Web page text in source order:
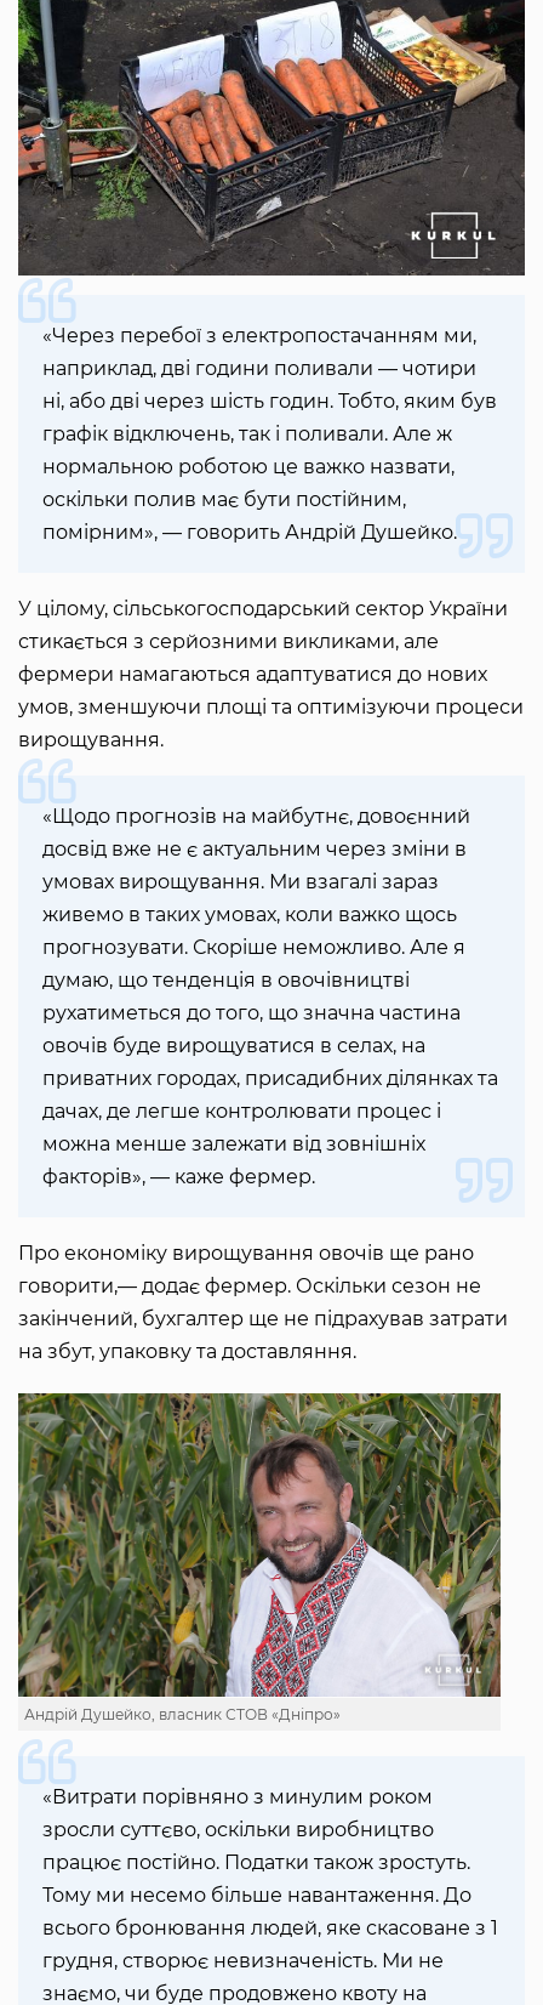
«Через перебої з електропостачанням ми,
наприклад, дві години поливали — чотири
ні, або дві через шість годин. Тобто, яким був
графік відключень, так і поливали. Але ж
нормальною роботою це важко назвати,
оскільки полив має бути постійним,
помірним», — говорить Андрій Душейко.
У цілому, сільськогосподарський сектор України
стикається з серйозними викликами, але
фермери намагаються адаптуватися до нових
умов, зменшуючи площі та оптимізуючи процеси
вирощування.
«Щодо прогнозів на майбутнє, довоєнний
досвід вже не є актуальним через зміни в
умовах вирощування. Ми взагалі зараз
живемо в таких умовах, коли важко щось
прогнозувати. Скоріше неможливо. Але я
думаю, що тенденція в овочівництві
рухатиметься до того, що значна частина
овочів буде вирощуватися в селах, на
приватних городах, присадибних ділянках та
дачах, де легше контролювати процес і
можна менше залежати від зовнішніх
факторів», — каже фермер.
Про економіку вирощування овочів ще рано
говорити,— додає фермер. Оскільки сезон не
закінчений, бухгалтер ще не підрахував затрати
на збут, упаковку та доставляння.
Андрій Душейко, власник СТОВ «Дніпро»
«Витрати порівняно з минулим роком
зросли суттєво, оскільки виробництво
працює постійно. Податки також зростуть.
Тому ми несемо більше навантаження. До
всього бронювання людей, яке скасоване з 1
грудня, створює невизначеність. Ми не
знаємо, чи буде продовжено квоту на